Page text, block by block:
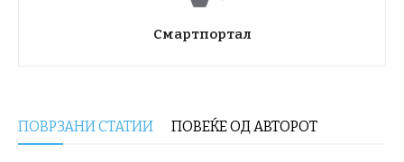
Смартпортал
ПОВРЗАНИ СТАТИИ ПОВЕЌЕ ОД АВТОРОТ